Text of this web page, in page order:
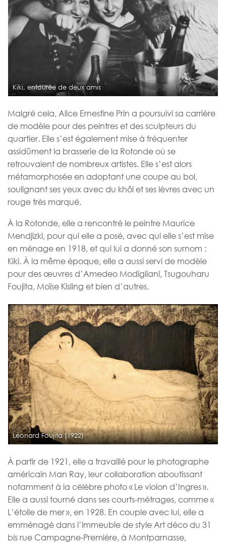
Kiki, entourée de deux amis
Malgré cela, Alice Ernestine Prin a poursuivi sa carrière
de modèle pour des peintres et des sculpteurs du
quartier. Elle s’est également mise à fréquenter
assidûment la brasserie de la Rotonde où se
retrouvaient de nombreux artistes. Elle s’est alors
métamorphosée en adoptant une coupe au bol,
soulignant ses yeux avec du khôl et ses lèvres avec un
rouge très marqué.
À la Rotonde, elle a rencontré le peintre Maurice
Mendjizki, pour qui elle a posé, avec qui elle s’est mise
en ménage en 1918, et qui lui a donné son surnom :
Kiki. À la même époque, elle a aussi servi de modèle
pour des œuvres d’Amedeo Modigliani, Tsugouharu
Foujita, Moïse Kisling et bien d’autres.
Léonard Foujita (1922)
À partir de 1921, elle a travaillé pour le photographe
américain Man Ray, leur collaboration aboutissant
notamment à la célèbre photo « Le violon d’Ingres ».
Elle a aussi tourné dans ses courts-métrages, comme «
L’étoile de mer », en 1928. En couple avec lui, elle a
emménagé dans l’immeuble de style Art déco du 31
bis rue Campagne-Première, à Montparnasse,